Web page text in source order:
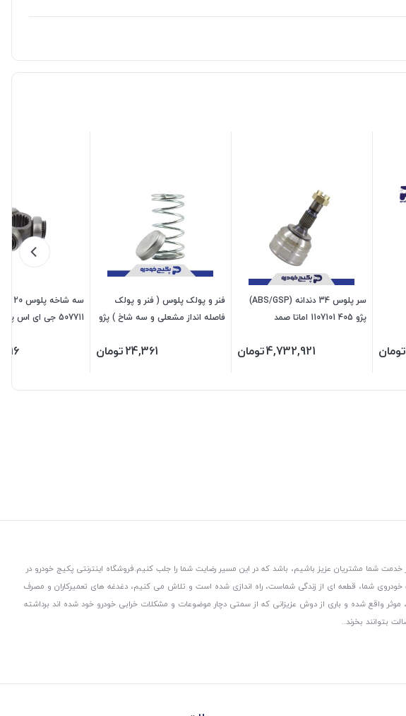
تومان
سر پلوس 34 دندانه (ABS/GSP)
پژو 405 1107101 اماتا صمد
4,732,921تومان
فنر و پولک پلوس ( فنر و پولک
فاصله انداز مشعلی و سه شاخ ) پژو
24,361تومان
507711 جی ای اس پی
شما مشتریان عزیز باشیم، باشد که در این مسیر رضایت شما را جلب کنیم.فروشگاه اینترنتی پکیج خودرو در
خودروی شما، قطعه ای از زندگی شماست، راه اندازی شده است و تلاش می کنیم، دغدغه های تعمیرکاران و مصرف
موثر واقع شده و باری از دوش عزیزانی که از سمتی دچار موضوعات و مشکلات خرابی خودرو خود شده اند برداشته
بتوانند بخرند..